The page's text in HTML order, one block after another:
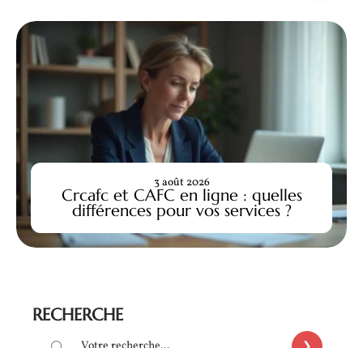
Crcafc et CAFC en ligne : quelles
différences pour vos services ?
3 août 2026
RECHERCHE